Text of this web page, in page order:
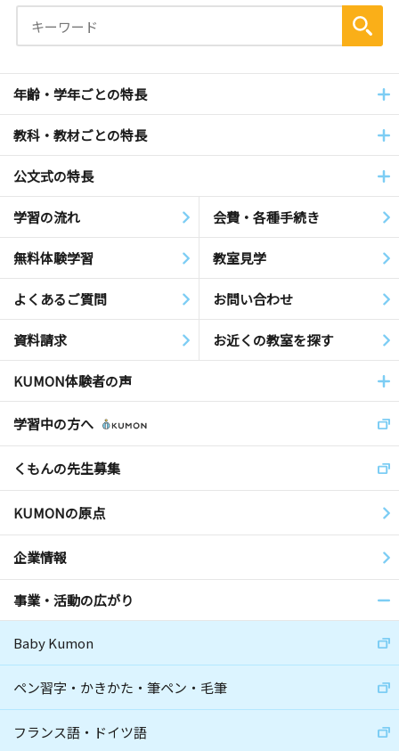
年齢・学年ごとの特長
教科・教材ごとの特長
公文式の特長
学習の流れ 会費・各種手続き
無料体験学習 教室見学
よくあるご質問 お問い合わせ
資料請求 お近くの教室を探す
KUMON体験者の声
学習中の方へ
くもんの先生募集
KUMONの原点
企業情報
事業・活動の広がり
Baby Kumon
ペン習字・かきかた・筆ペン・毛筆
フランス語・ドイツ語